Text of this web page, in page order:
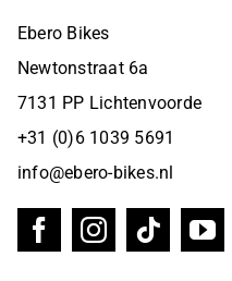
Ebero Bikes
Newtonstraat 6a
7131 PP Lichtenvoorde
+31 (0)6 1039 5691
info@ebero-bikes.nl